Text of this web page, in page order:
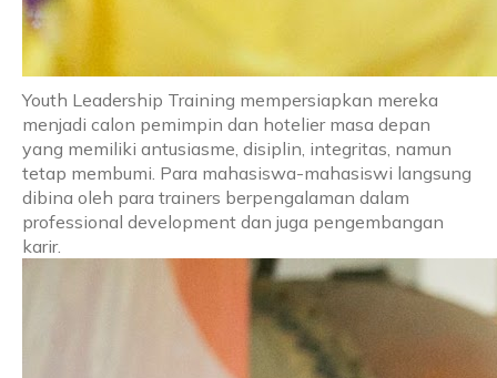
Youth Leadership Training mempersiapkan mereka
menjadi calon pemimpin dan hotelier masa depan
yang memiliki antusiasme, disiplin, integritas, namun
tetap membumi. Para mahasiswa-mahasiswi langsung
dibina oleh para trainers berpengalaman dalam
professional development dan juga pengembangan
karir.